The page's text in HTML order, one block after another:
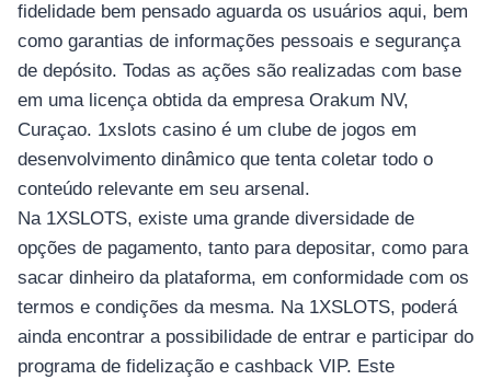
fidelidade bem pensado aguarda os usuários aqui, bem
como garantias de informações pessoais e segurança
de depósito. Todas as ações são realizadas com base
em uma licença obtida da empresa Orakum NV,
Curaçao. 1xslots casino é um clube de jogos em
desenvolvimento dinâmico que tenta coletar todo o
conteúdo relevante em seu arsenal.
Na 1XSLOTS, existe uma grande diversidade de
opções de pagamento, tanto para depositar, como para
sacar dinheiro da plataforma, em conformidade com os
termos e condições da mesma. Na 1XSLOTS, poderá
ainda encontrar a possibilidade de entrar e participar do
programa de fidelização e cashback VIP. Este